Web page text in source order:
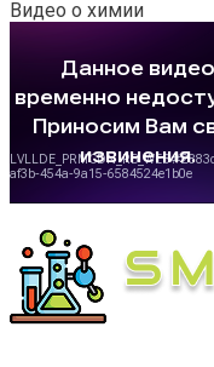
Видео о химии